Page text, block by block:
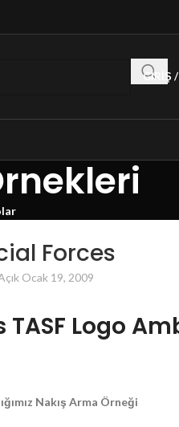
GIRIŞ
Forces
Ocak 19, 2009
Logo
Nakış Arma Örneği